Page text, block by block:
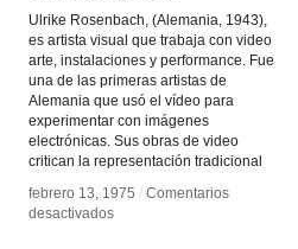
Ulrike Rosenbach, (Alemania, 1943),
es artista visual que trabaja con video
arte, instalaciones y performance. Fue
una de las primeras artistas de
Alemania que usó el vídeo para
experimentar con imágenes
electrónicas. Sus obras de video
critican la representación tradicional
febrero 13, 1975 / Comentarios
desactivadosen
febrero 13, 1975 / Comentarios
desactivadosen